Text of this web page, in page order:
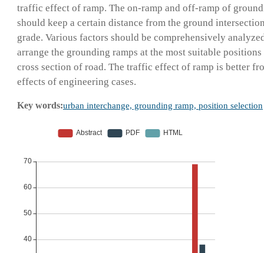
traffic effect of ramp. The on-ramp and off-ramp of
should keep a certain distance from the ground
grade. Various factors should be comprehensively
arrange the grounding ramps at the most suitable positions
cross section of road. The traffic effect of ramp is better
effects of engineering cases.
Key words:urban interchange, grounding ramp, position selection